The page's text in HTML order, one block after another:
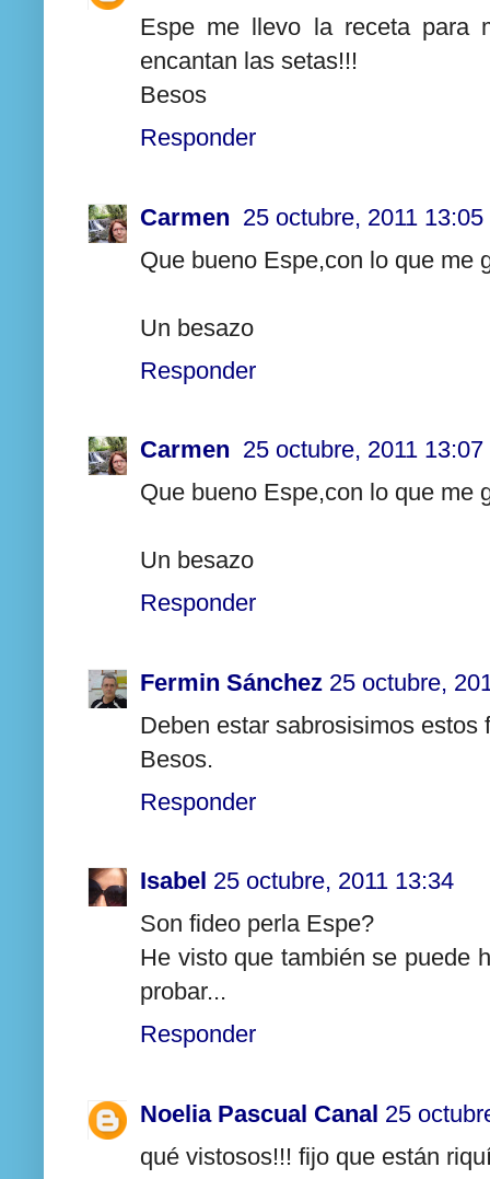
Espe me llevo la receta para
encantan las setas!!!
Besos
Responder
Carmen 25 octubre, 2011 13:05
Que bueno Espe,con lo que me
Un besazo
Responder
Carmen 25 octubre, 2011 13:07
Que bueno Espe,con lo que me
Un besazo
Responder
Fermin Sánchez 25 octubre,
Deben estar sabrosisimos estos
Besos.
Responder
Isabel 25 octubre, 2011 13:34
Son fideo perla Espe?
He visto que también se puede
probar...
Responder
Noelia Pascual Canal 25
qué vistosos!!! fijo que están